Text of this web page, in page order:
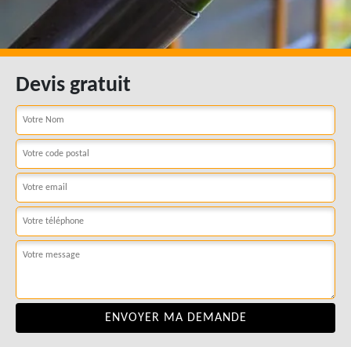
Devis gratuit